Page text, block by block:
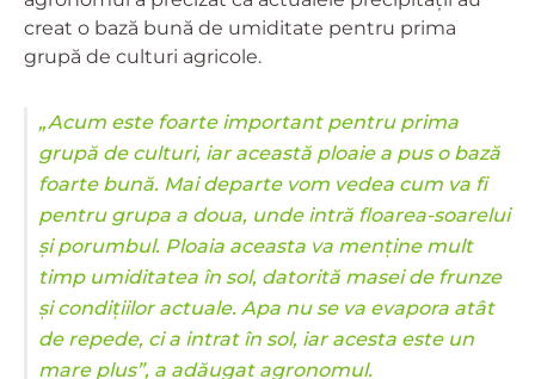
creat o bază bună de umiditate pentru prima
grupă de culturi agricole.
„Acum este foarte important pentru prima
grupă de culturi, iar această ploaie a pus o bază
foarte bună. Mai departe vom vedea cum va fi
pentru grupa a doua, unde intră floarea-soarelui
și porumbul. Ploaia aceasta va menține mult
timp umiditatea în sol, datorită masei de frunze
și condițiilor actuale. Apa nu se va evapora atât
de repede, ci a intrat în sol, iar acesta este un
mare plus”, a adăugat agronomul.